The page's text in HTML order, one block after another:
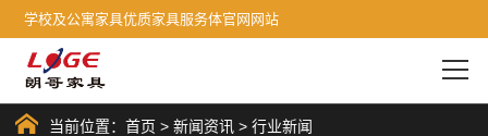
学校及公寓家具优质家具服务体官网网站
当前位置：首页 >新闻资讯 >行业新闻